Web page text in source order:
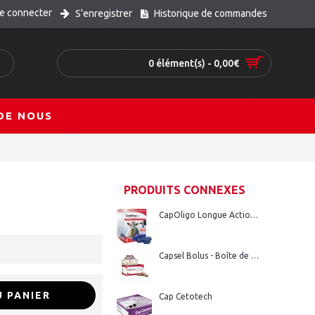
connecter S'enregistrer Historique de commandes
0 élément(s) - 0,00€
NOUS
PRODUITS CONNEXES
CapOligo Longue Action - Boîte de 20 bolus
Capsel Bolus - Boîte de 20 bolus
Cap Cetotech
PANIER